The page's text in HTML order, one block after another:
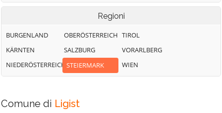
Regioni
BURGENLAND
KÄRNTEN
NIEDERÖSTERREICH
OBERÖSTERREICH
SALZBURG
STEIERMARK
TIROL
VORARLBERG
WIEN
Comune di Ligist